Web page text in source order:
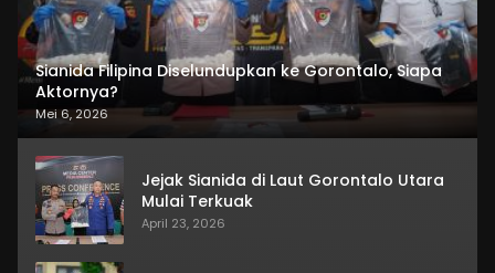
Sianida Filipina Diselundupkan ke Gorontalo, Siapa
Aktornya?
Mei 6, 2026
Jejak Sianida di Laut Gorontalo Utara
Mulai Terkuak
April 23, 2026